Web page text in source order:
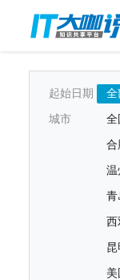
起始日期 全
城市 全
合
温
青
西
昆